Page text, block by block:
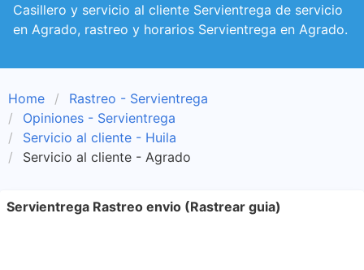
Casillero y servicio al cliente Servientrega de servicio
en Agrado, rastreo y horarios Servientrega en Agrado.
Home
Rastreo - Servientrega
Opiniones - Servientrega
Servicio al cliente - Huila
Servicio al cliente - Agrado
Servientrega Rastreo envio (Rastrear guia)